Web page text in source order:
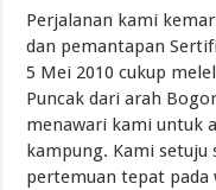
Perjalanan kami
dan pemantapan
5 Mei 2010 cukup
Puncak dari arah
menawari kami untuk
kampung. Kami setuju
pertemuan tepat pada